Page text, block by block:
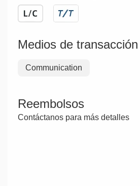
Medios de transacción
Communication
Reembolsos
Contáctanos para más detalles